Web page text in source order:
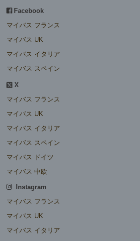
Facebook
マイバス フランス
マイバス UK
マイバス イタリア
マイバス スペイン
X
マイバス フランス
マイバス UK
マイバス イタリア
マイバス スペイン
マイバス ドイツ
マイバス 中欧
Instagram
マイバス フランス
マイバス UK
マイバス イタリア